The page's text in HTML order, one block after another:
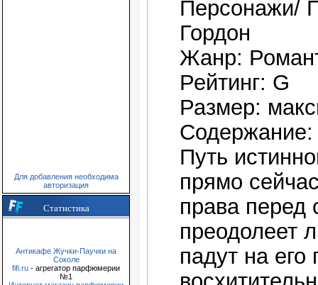
Для добавления необходима
авторизация
Статистика
Антикафе Жучки-Паучки на
Соколе
fifi.ru - агрегатор парфюмерии
№1
Персонажи/
Гордон
Жанр:
Рейтинг: G
Размер:
Путь
прямо
права
преодолеет
падут на